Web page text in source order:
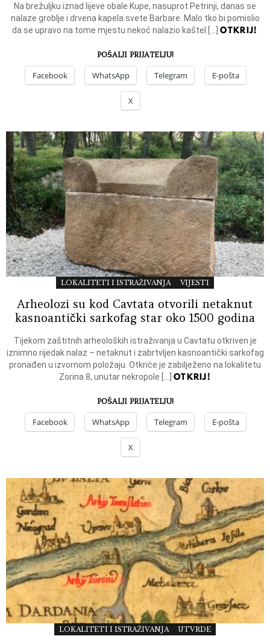
Na brežuljku iznad lijeve obale Kupe, nasuprot Petrinji, danas se
nalaze groblje i drvena kapela svete Barbare. Malo tko bi pomislio
da se upravo na tome mjestu nekoć nalazio kaštel […]OTKRIJ!
POŠALJI PRIJATELJU!
Facebook WhatsApp Telegram E-pošta
X
LOKALITETI I ISTRAŽIVANJA VIJESTI
Arheolozi su kod Cavtata otvorili netaknut
kasnoantički sarkofag star oko 1500 godina
Tijekom zaštitnih arheoloških istraživanja u Cavtatu otkriven je
iznimno rijedak nalaz – netaknut i zabrtvljen kasnoantički sarkofag
pronađen u izvornom položaju. Otkriće je zabilježeno na lokalitetu
Zorina 8, unutar nekropole […] OTKRIJ!
POŠALJI PRIJATELJU!
Facebook WhatsApp Telegram E-pošta
X
LOKALITETI I ISTRAŽIVANJA UTVRDE